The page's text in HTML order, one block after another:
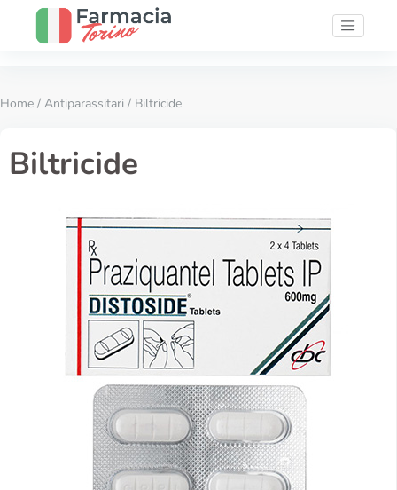
Home / Antiparassitari / Biltricide
Biltricide